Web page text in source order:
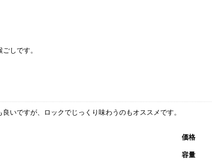
しです。
いですが、ロックでじっくり味わうのもオススメです。
価格
容量